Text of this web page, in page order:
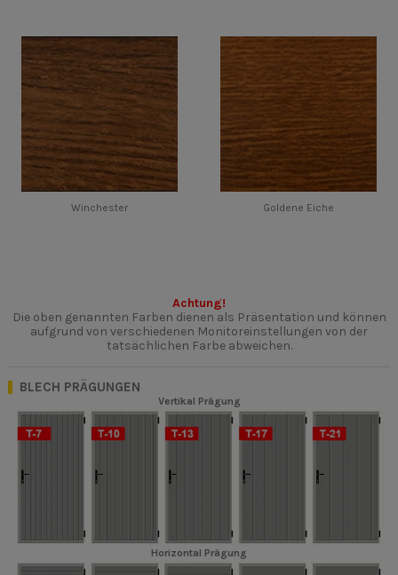
Winchester Goldene Eiche
Achtung!
Die oben genannten Farben dienen als Präsentation und können
aufgrund von verschiedenen Monitoreinstellungen von der
tatsächlichen Farbe abweichen.
BLECH PRÄGUNGEN
Vertikal Prägung
Horizontal Prägung